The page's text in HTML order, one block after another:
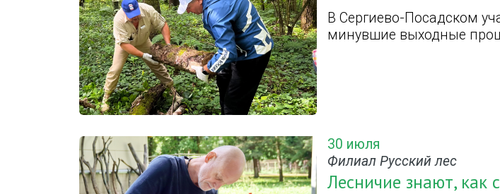
В Сергиево-Посадском
минувшие выходные
30 июля
Филиал Русский лес
Лесничие знают, как